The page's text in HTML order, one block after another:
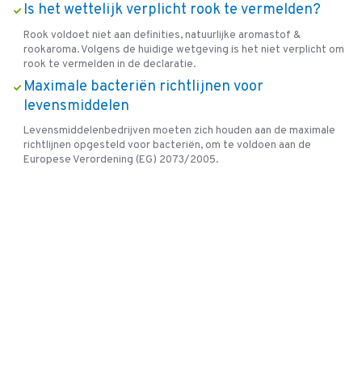
Is het wettelijk verplicht rook te vermelden?
Rook voldoet niet aan definities, natuurlijke aromastof &
rookaroma. Volgens de huidige wetgeving is het niet verplicht om
rook te vermelden in de declaratie.
Maximale bacteriën richtlijnen voor
levensmiddelen
Levensmiddelenbedrijven moeten zich houden aan de maximale
richtlijnen opgesteld voor bacteriën, om te voldoen aan de
Europese Verordening (EG) 2073/2005.